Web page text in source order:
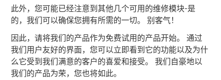
此外，您可能已经注意到其他几个可用的维修模块-是
的，我们可以确保您拥有所需的一切。 别客气！
因此，请将我们的产品作为免费试用的产品开始。 通过
我们用户友好的界面，您可以立即看到它的功能以及为什
么它受到我们满意的客户的喜爱和接受。 我们自豪地以
我们的产品为荣，您也将如此。